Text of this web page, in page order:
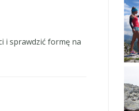
i sprawdzić formę na